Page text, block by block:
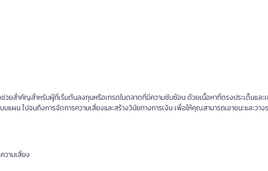
ยสำคัญสำหรับผู้ที่เริ่มต้นลงทุนหรือเทรดในตลาดที่มีความซับซ้อน ด้วยเนื้อหาที่ตรงประเด็นและเ
น ไปจนถึงการจัดการความเสี่ยงและสร้างวินัยทางการเงิน เพื่อให้คุณสามารถเอาชนะและวาง
วามเสี่ยง